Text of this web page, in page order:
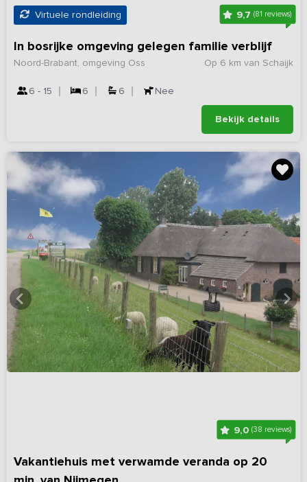
Virtuele rondleiding 9,7(81 reviews)
In bosrijke omgeving gelegen familie verblijf
Op 6 km van Schaijk
Noord-Brabant, omgeving Oss
6 - 15 6 6 Nee
Bekijk details
9,0 (38 reviews)
Vakantiehuis met verwamde veranda op 20